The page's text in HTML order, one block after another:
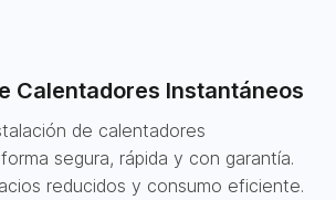
Calentadores Instantáneos
de calentadores
segura, rápida y con garantía.
reducidos y consumo eficiente.